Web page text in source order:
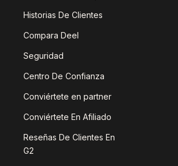
Historias De Clientes
Compara Deel
Seguridad
Centro De Confianza
Conviértete en partner
Conviértete En Afiliado
Reseñas De Clientes En
G2